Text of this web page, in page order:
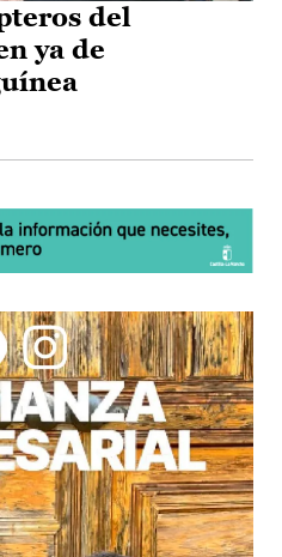
del
ya de